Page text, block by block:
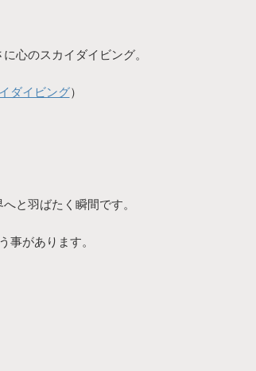
心のスカイダイビング。
ダイビング）
と羽ばたく瞬間です。
事があります。